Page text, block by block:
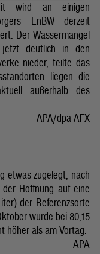
wird an einigen
EnBW derzeit
Der Wassermangel
deutlich in den
nieder, teilte das
liegen die
außerhalb des
APA/dpa-AFX
etwas zugelegt, nach
Hoffnung auf eine
der Referenzsorte
wurde bei 80,15
höher als am Vortag.
APA